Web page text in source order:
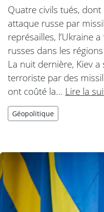
Quatre civils tués,
attaque russe par
représailles, l’Ukraine
russes dans les
La nuit dernière, Kiev
terroriste par des
ont coûté la… Lire la
Géopolitique